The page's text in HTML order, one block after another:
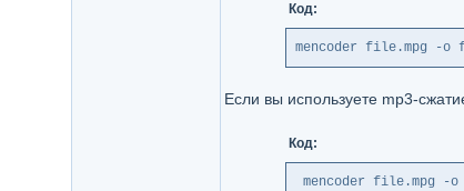
Код:
mencoder file.mpg -
Если вы используете mp3-
Код:
mencoder file.mpg -